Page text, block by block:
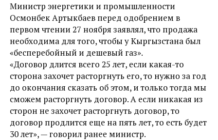
Министр энергетики и промышленности
Осмонбек Артыкбаев перед одобрением в
первом чтении 27 ноября заявлял, что продажа
необходима для того, чтобы у Кыргызстана был
«бесперебойный и дешевый газ».
«Договор длится всего 25 лет, если какая-то
сторона захочет расторгнуть его, то нужно за год
до окончания сказать об этом, и только тогда мы
сможем расторгнуть договор. А если никакая из
сторон не захочет расторгнуть договор, то
договор продлится еще на пять лет, то есть будет
30 лет», — говорил ранее министр.